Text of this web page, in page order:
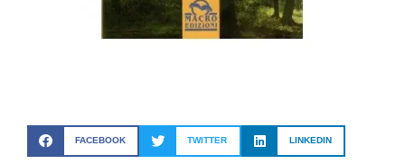
FACEBOOK TWITTER LINKEDIN